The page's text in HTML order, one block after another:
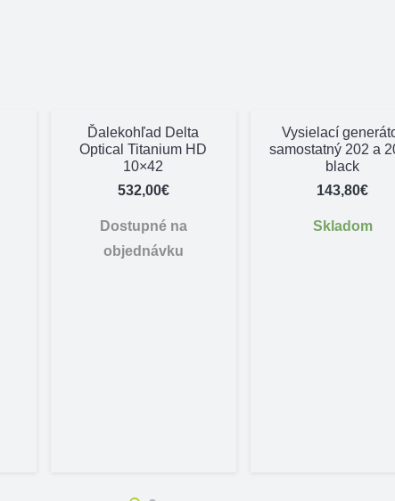
Ďalekohľad Delta
Optical Titanium HD
10×42
532,00€
Dostupné na
objednávku
Vysielací
samostatný 202 a
black
143,80€
Skladom